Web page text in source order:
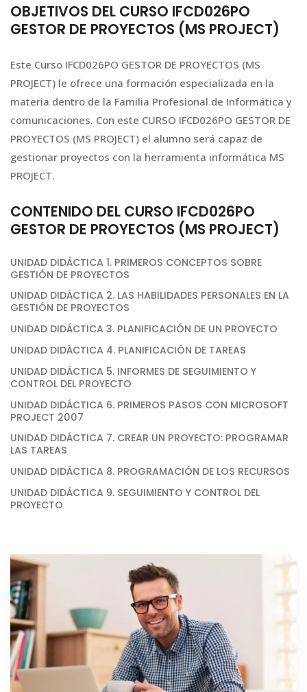
OBJETIVOS DEL CURSO IFCD026PO
GESTOR DE PROYECTOS (MS PROJECT)
Este Curso IFCD026PO GESTOR DE PROYECTOS (MS
PROJECT) le ofrece una formación especializada en la
materia dentro de la Familia Profesional de Informática y
comunicaciones. Con este CURSO IFCD026PO GESTOR DE
PROYECTOS (MS PROJECT) el alumno será capaz de
gestionar proyectos con la herramienta informática MS
PROJECT.
CONTENIDO DEL CURSO IFCD026PO
GESTOR DE PROYECTOS (MS PROJECT)
UNIDAD DIDÁCTICA 1. PRIMEROS CONCEPTOS SOBRE
GESTIÓN DE PROYECTOS
UNIDAD DIDÁCTICA 2. LAS HABILIDADES PERSONALES EN LA
GESTIÓN DE PROYECTOS
UNIDAD DIDÁCTICA 3. PLANIFICACIÓN DE UN PROYECTO
UNIDAD DIDÁCTICA 4. PLANIFICACIÓN DE TAREAS
UNIDAD DIDÁCTICA 5. INFORMES DE SEGUIMIENTO Y
CONTROL DEL PROYECTO
UNIDAD DIDÁCTICA 6. PRIMEROS PASOS CON MICROSOFT
PROJECT 2007
UNIDAD DIDÁCTICA 7. CREAR UN PROYECTO: PROGRAMAR
LAS TAREAS
UNIDAD DIDÁCTICA 8. PROGRAMACIÓN DE LOS RECURSOS
UNIDAD DIDÁCTICA 9. SEGUIMIENTO Y CONTROL DEL
PROYECTO